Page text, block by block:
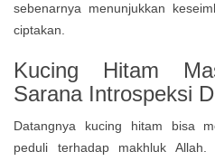
sebenarnya menunjukkan
ciptakan.
Kucing Hitam
Sarana Introspeksi
Datangnya kucing hitam bisa
peduli terhadap makhluk